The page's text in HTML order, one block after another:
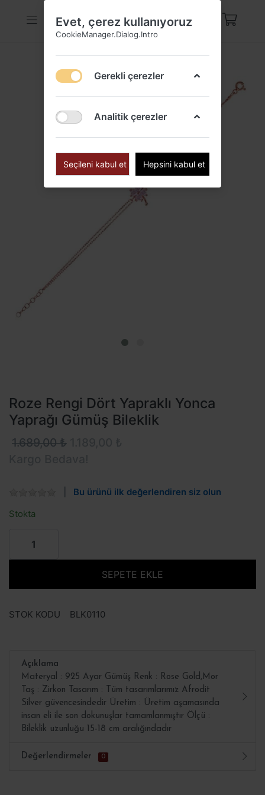
Roze Rengi Dört Yapraklı Yonca
Yaprağı Gümüş Bileklik
1.689,00 ₺
Bu ürünü ilk değerlendiren siz olun
Stokta
SEPETE EKLE
STOK KODU BLK0110
Açıklama
Materyal : 925 Ayar Gümüş Renk : Rose Gold,Mor
Taş : Zirkon Tasarım : Tüm tasarımlarımız Afrodit
Silver güvencesindedir Üretim : Üretim aşamasında
insan eli ile son dokunuşlar tamamlanmıştır Ölçü :
Bileklik uzunluğu 15-18 cm aralığındadır
Değerlendirmeler 0
Evet, çerez kullanıyoruz
CookieManager.Dialog.Intro
Gerekli çerezler
Analitik çerezler
Seçileni kabul et Hepsini kabul et